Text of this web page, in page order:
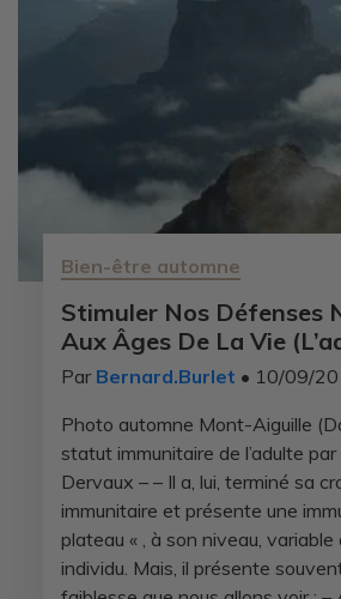
Bien-être automne
Stimuler Nos Défenses
Aux Âges De La Vie
Par Bernard.Burlet • 10/09/
Photo automne Mont-Aiguille
statut immunitaire de l’adulte par
Dervaux – – Il a, lui, terminé sa
immunitaire et présente une
plateau « , à son niveau,
individu. Mais, il présente